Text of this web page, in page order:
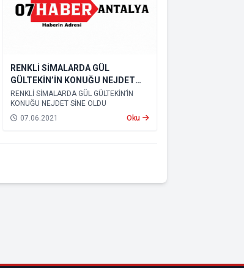
RENKLİ SİMALARDA GÜL
GÜLTEKİN’İN KONUĞU NEJDET
SİNE OLDU
RENKLİ SİMALARDA GÜL GÜLTEKİN’İN
KONUĞU NEJDET SİNE OLDU
07.06.2021
Oku